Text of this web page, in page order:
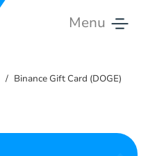
Menu
Binance Gift Card (DOGE)